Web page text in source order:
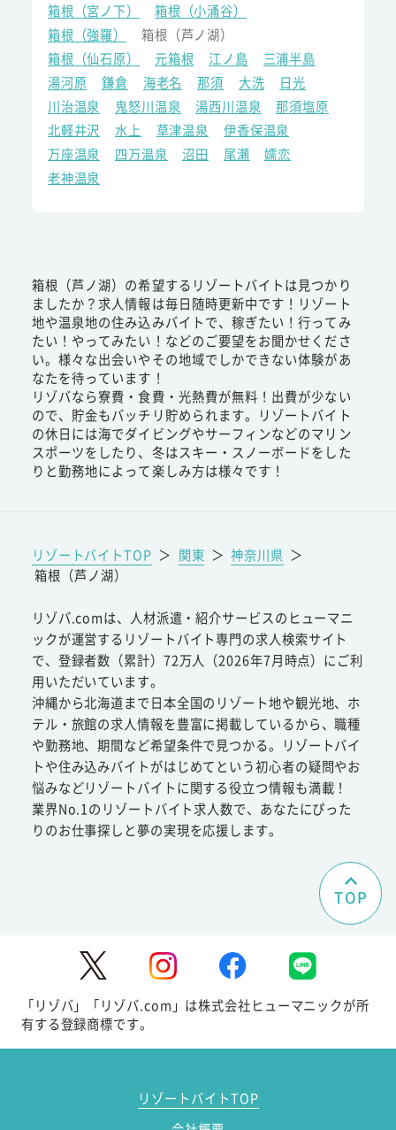
箱根（宮ノ下）
箱根（小涌谷）
箱根（強羅）
箱根（芦ノ湖）
箱根（仙石原）
元箱根 江ノ島
三浦半島
湯河原
鎌倉 海老名 那須 大洗
日光
川治温泉
鬼怒川温泉 湯西川温泉
那須塩原
北軽井沢
水上 草津温泉
伊香保温泉
万座温泉
四万温泉 沼田 尾瀬
嬬恋
老神温泉
箱根（芦ノ湖）の希望するリゾートバイトは見つかり
ましたか？求人情報は毎日随時更新中です！リゾート
地や温泉地の住み込みバイトで、稼ぎたい！行ってみ
たい！やってみたい！などのご要望をお聞かせくださ
い。様々な出会いやその地域でしかできない体験があ
なたを待っています！
リゾバなら寮費・食費・光熱費が無料！出費が少ない
ので、貯金もバッチリ貯められます。リゾートバイト
の休日には海でダイビングやサーフィンなどのマリン
スポーツをしたり、冬はスキー・スノーボードをした
りと勤務地によって楽しみ方は様々です！
リゾートバイトTOP ＞ 関東 ＞ 神奈川県 ＞
箱根（芦ノ湖）
リゾバ.comは、人材派遣・紹介サービスのヒューマニ
ックが運営するリゾートバイト専門の求人検索サイト
で、登録者数（累計）72万人（2026年7月時点）にご利
用いただいています。
沖縄から北海道まで日本全国のリゾート地や観光地、ホ
テル・旅館の求人情報を豊富に掲載しているから、職種
や勤務地、期間など希望条件で見つかる。リゾートバイ
トや住み込みバイトがはじめてという初心者の疑問やお
悩みなどリゾートバイトに関する役立つ情報も満載！
業界No.1のリゾートバイト求人数で、あなたにぴった
りのお仕事探しと夢の実現を応援します。
TOP
「リゾバ」「リゾバ.com」は株式会社ヒューマニックが所
有する登録商標です。
リゾートバイトTOP